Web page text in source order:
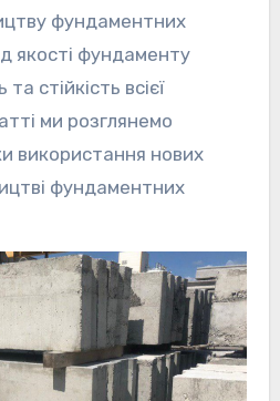
фундаментних
якості фундаменту
стійкість всієї
ми розглянемо
використання нових
фундаментних